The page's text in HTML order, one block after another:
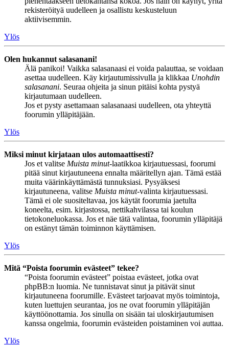
rekisteröityä uudelleen ja osallistu keskusteluun
aktiivisemmin.
Ylös
Olen hukannut salasanani!
Älä panikoi! Vaikka salasanaasi ei voida palauttaa, se voidaan
asettaa uudelleen. Käy kirjautumissivulla ja klikkaa Unohdin
salasanani. Seuraa ohjeita ja sinun pitäisi kohta pystyä
kirjautumaan uudelleen.
Jos et pysty asettamaan salasanaasi uudelleen, ota yhteyttä
foorumin ylläpitäjään.
Ylös
Miksi minut kirjataan ulos automaattisesti?
Jos et valitse Muista minut-laatikkoa kirjautuessasi, foorumi
pitää sinut kirjautuneena ennalta määritellyn ajan. Tämä estää
muita väärinkäyttämästä tunnuksiasi. Pysyäksesi
kirjautuneena, valitse Muista minut-valinta kirjautuessasi.
Tämä ei ole suositeltavaa, jos käytät foorumia jaetulta
koneelta, esim. kirjastossa, nettikahvilassa tai koulun
tietokoneluokassa. Jos et näe tätä valintaa, foorumin ylläpitäjä
on estänyt tämän toiminnon käyttämisen.
Ylös
Mitä “Poista foorumin evästeet” tekee?
“Poista foorumin evästeet” poistaa evästeet, jotka ovat
phpBB:n luomia. Ne tunnistavat sinut ja pitävät sinut
kirjautuneena foorumille. Evästeet tarjoavat myös toimintoja,
kuten luettujen seurantaa, jos ne ovat foorumin ylläpitäjän
käyttöönottamia. Jos sinulla on sisään tai uloskirjautumisen
kanssa ongelmia, foorumin evästeiden poistaminen voi auttaa.
Ylös